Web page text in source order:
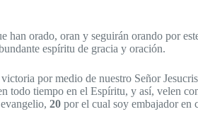
han orado, oran y seguirán orando por
espíritu de gracia y oración.
por medio de nuestro Señor
todo tiempo en el Espíritu, y así, velen
20 por el cual soy embajador en